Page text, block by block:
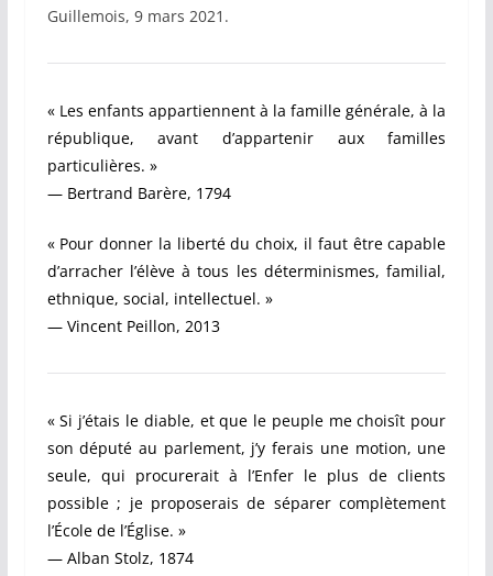
Guillemois, 9 mars 2021.
« Les enfants appartiennent à la famille générale, à la
république, avant d’appartenir aux familles
particulières. »
— Bertrand Barère, 1794
« Pour donner la liberté du choix, il faut être capable
d’arracher l’élève à tous les déterminismes, familial,
ethnique, social, intellectuel. »
— Vincent Peillon, 2013
« Si j’étais le diable, et que le peuple me choisît pour
son député au parlement, j’y ferais une motion, une
seule, qui procurerait à l’Enfer le plus de clients
possible ; je proposerais de séparer complètement
l’École de l’Église. »
— Alban Stolz, 1874